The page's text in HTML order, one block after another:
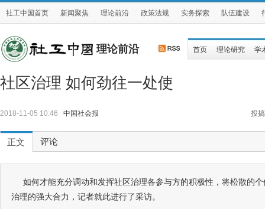
社工中国首页 新闻聚焦 理论前沿 政策法规 实务探索 队伍建设
理论前沿 首页 理论研究 学
社区治理 如何劲往一处使
2018-11-05 10:46 中国社会报 投搞
正文 评论
如何才能充分调动和发挥社区治理各参与方的积极性，将松散的
治理的强大合力，记者就此进行了采访。